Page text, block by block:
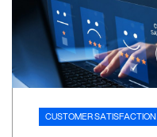
CUSTOMER SATISFACTION